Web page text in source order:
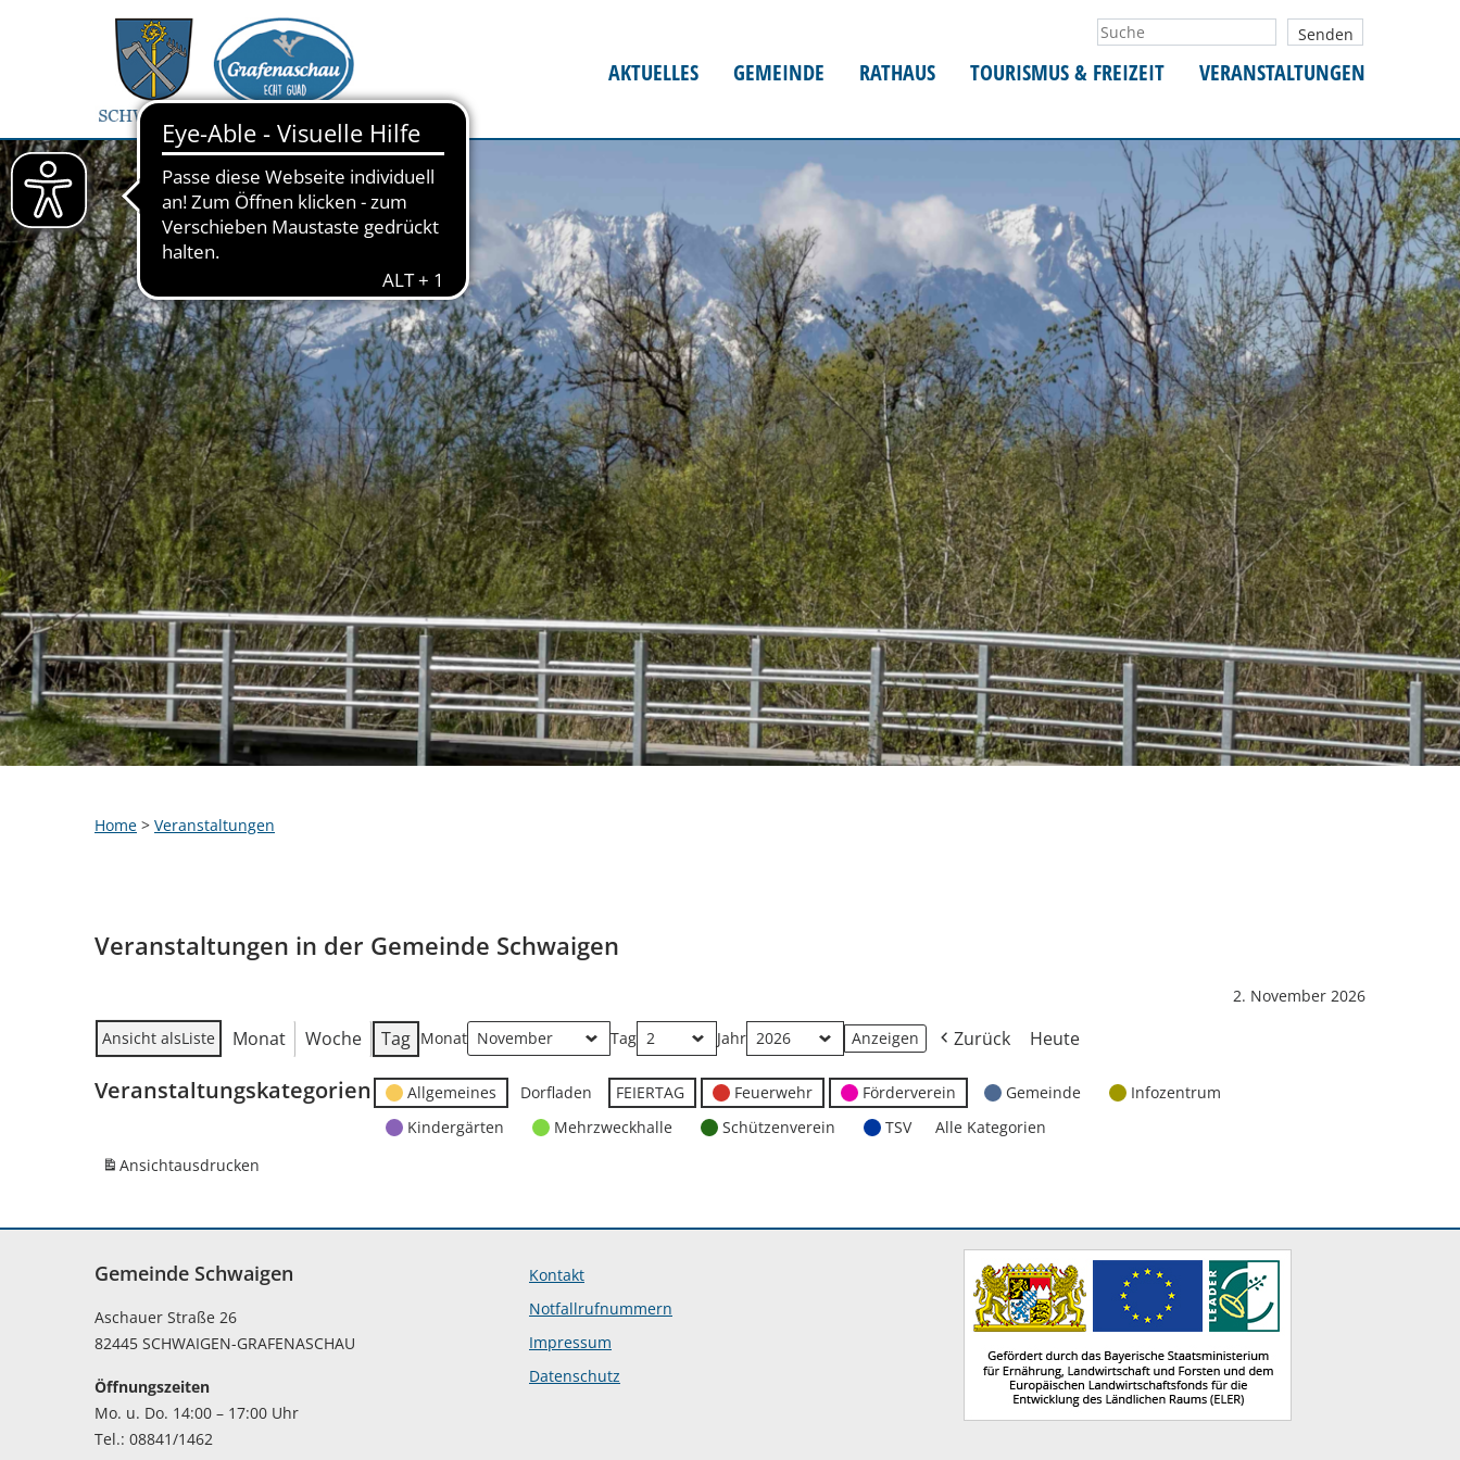
AKTUELLES GEMEINDE RATHAUS TOURISMUS & FREIZEIT VERANSTALTUNGEN
Home > Veranstaltungen
Veranstaltungen in der Gemeinde Schwaigen
2. November 2026
Ansicht alsListe Monat Woche Tag Monat Tag Jahr Zurück Heute
Veranstaltungskategorien Allgemeines Dorfladen FEIERTAG Feuerwehr Förderverein Gemeinde
Infozentrum
Kindergärten
Mehrzweckhalle Schützenverein TSV
Alle Kategorien
Ansichtausdrucken
Gemeinde Schwaigen
Aschauer Straße 26
82445 SCHWAIGEN-GRAFENASCHAU
Öffnungszeiten
Mo. u. Do. 14:00 – 17:00 Uhr
Tel.: 08841/1462
Kontakt
Notfallrufnummern
Impressum
Datenschutz